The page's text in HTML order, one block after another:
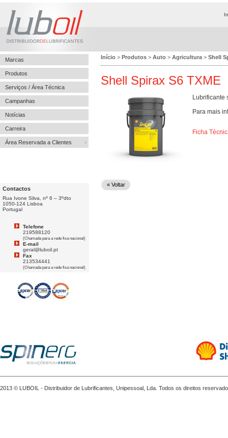
Marcas
Produtos
Serviços / Área Técnica
Campanhas
Notícias
Carreira
Área Reservada a Clientes
Contactos
Rua Ivone Silva, nº 6 – 3ºdto
1050-124 Lisboa
Portugal
Telefone
219588120
(Chamada para a rede fixa nacional)
E-mail
geral@luboil.pt
Fax
213534441
(Chamada para a rede fixa nacional)
Início > Produtos > Auto > Agricultura > Shell
Shell Spirax S6 TXME
Lubrificante
Para mais
Ficha
« Voltar
2013 © LUBOIL - Distribuidor de Lubrificantes, Unipessoal, Lda. Todos os direitos